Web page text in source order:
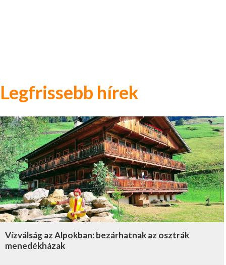
Legfrissebb hírek
Vízválság az Alpokban: bezárhatnak az osztrák
menedékházak